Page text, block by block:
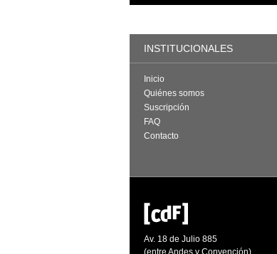
INSTITUCIONALES
Inicio
Quiénes somos
Suscripción
FAQ
Contacto
Av. 18 de Julio 885
(entre Andes y Convención)